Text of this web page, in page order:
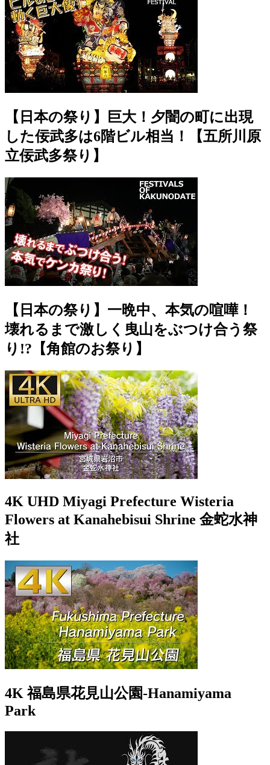
【日本の祭り】巨大！夕闇の町に出現
した佞武多は6階ビル相当！【五所川原
立佞武多祭り】
【日本の祭り】一晩中、本気の喧嘩！
壊れるまで激しく曳山をぶつけ合う祭
り!?【角館のお祭り】
4K UHD Miyagi Prefecture Wisteria
Flowers at Kanahebisui Shrine 金蛇水神
社
4K 福島県花見山公園-Hanamiyama
Park